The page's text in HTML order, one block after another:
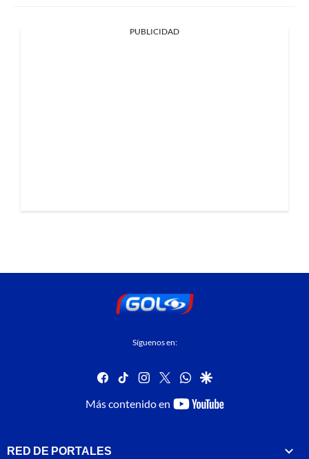
PUBLICIDAD
Síguenos en:
facebook
tiktok instagram
twitterwhatsapp
google
Más contenido en
youtube-
RED DE PORTALES